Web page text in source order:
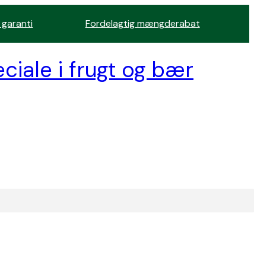
garanti Fordelagtig mængderabat
i frugt og bær